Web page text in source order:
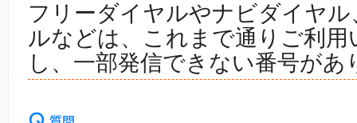
フリーダイヤルやナビダイヤ
ルなどは、これまで通りご利
し、一部発信できない番号があ